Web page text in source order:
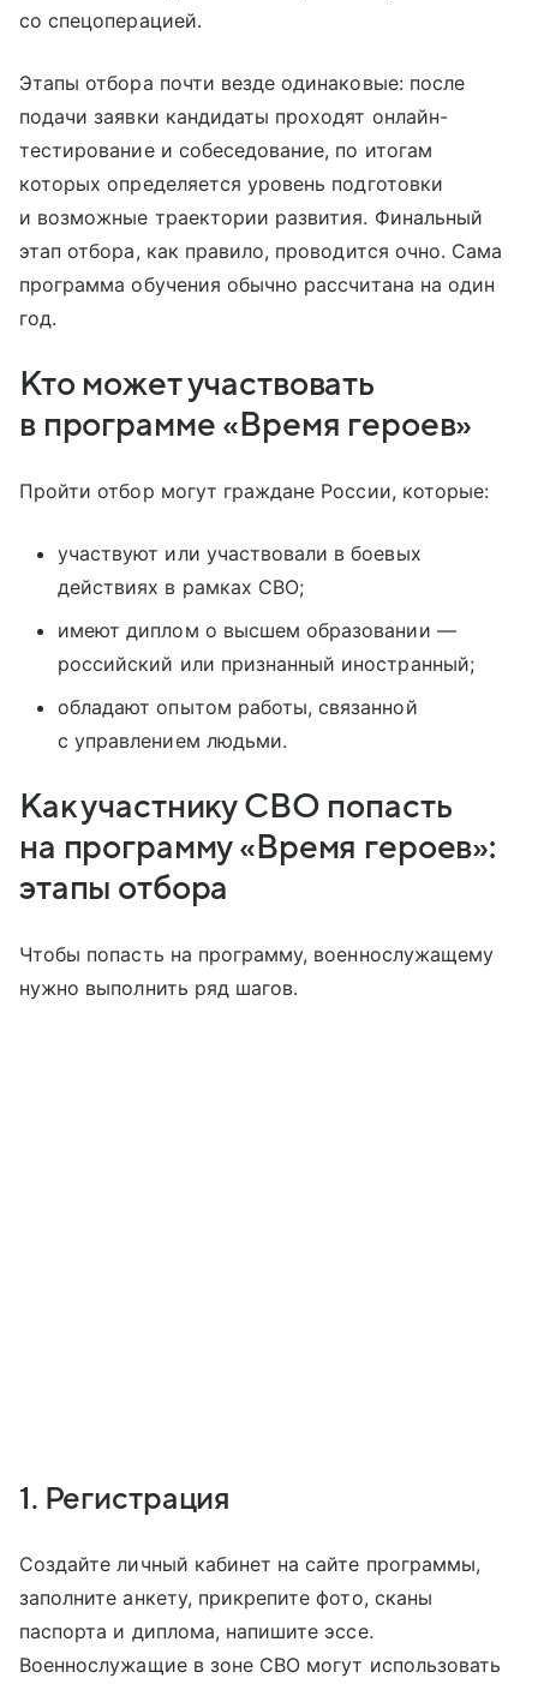
со спецоперацией.
Этапы отбора почти везде одинаковые: после
подачи заявки кандидаты проходят онлайн-
тестирование и собеседование, по итогам
которых определяется уровень подготовки
и возможные траектории развития. Финальный
этап отбора, как правило, проводится очно. Сама
программа обучения обычно рассчитана на один
год.
Кто может участвовать
в программе «Время героев»
Пройти отбор могут граждане России, которые:
участвуют или участвовали в боевых
действиях в рамках СВО;
имеют диплом о высшем образовании —
российский или признанный иностранный;
обладают опытом работы, связанной
с управлением людьми.
Как участнику СВО попасть
на программу «Время героев»:
этапы отбора
Чтобы попасть на программу, военнослужащему
нужно выполнить ряд шагов.
1. Регистрация
Создайте личный кабинет на сайте программы,
заполните анкету, прикрепите фото, сканы
паспорта и диплома, напишите эссе.
Военнослужащие в зоне СВО могут использовать